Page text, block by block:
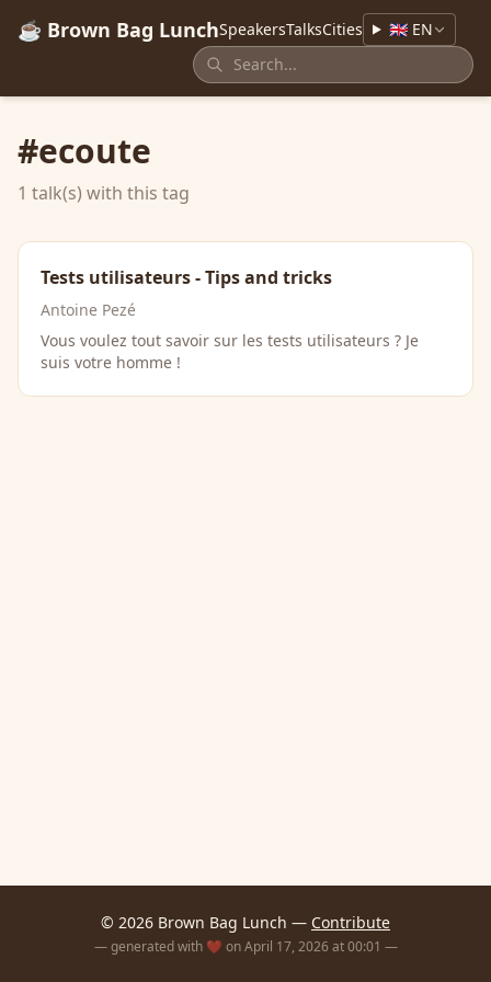
☕ Brown Bag LunchSpeakersTalksCities 🇬🇧 EN
#ecoute
1 talk(s) with this tag
Tests utilisateurs - Tips and tricks
Antoine Pezé
Vous voulez tout savoir sur les tests utilisateurs ? Je
suis votre homme !
© 2026 Brown Bag Lunch — Contribute
— generated with ❤️ on April 17, 2026 at 00:01 —